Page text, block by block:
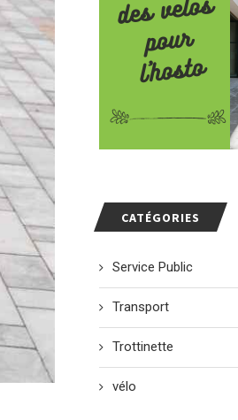
CATÉGORIES
Service Public
Transport
Trottinette
vélo